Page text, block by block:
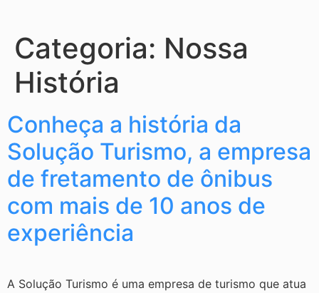
Categoria: Nossa
História
Conheça a história da
Solução Turismo, a empresa
de fretamento de ônibus
com mais de 10 anos de
experiência
A Solução Turismo é uma empresa de turismo que atua